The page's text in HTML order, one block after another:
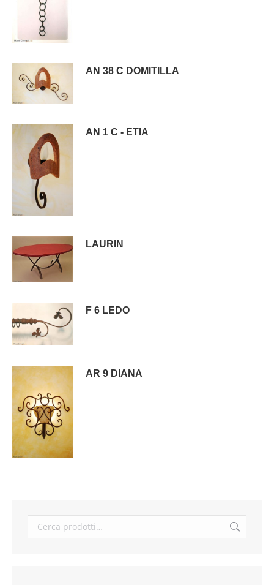
AN 38 C DOMITILLA
AN 1 C - ETIA
LAURIN
F 6 LEDO
AR 9 DIANA